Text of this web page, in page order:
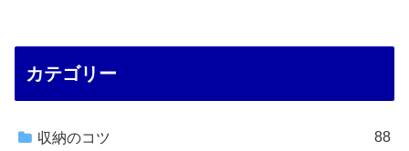
カテゴリー
収納のコツ 88